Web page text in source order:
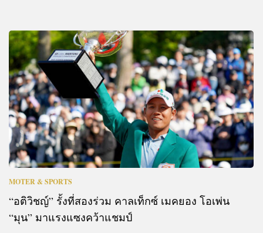
MOTER & SPORTS
“อติวิชญ์” รั้งที่สองร่วม คาลเท็กซ์ เมคยอง โอเพ่น
“มุน” มาแรงแซงคว้าแชมป์